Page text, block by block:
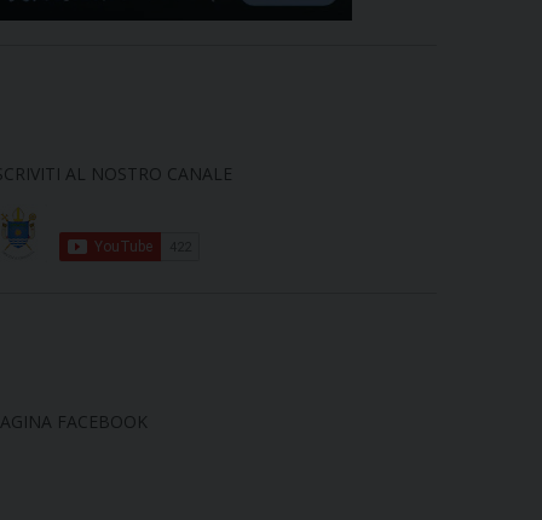
AL NOSTRO CANALE
FACEBOOK